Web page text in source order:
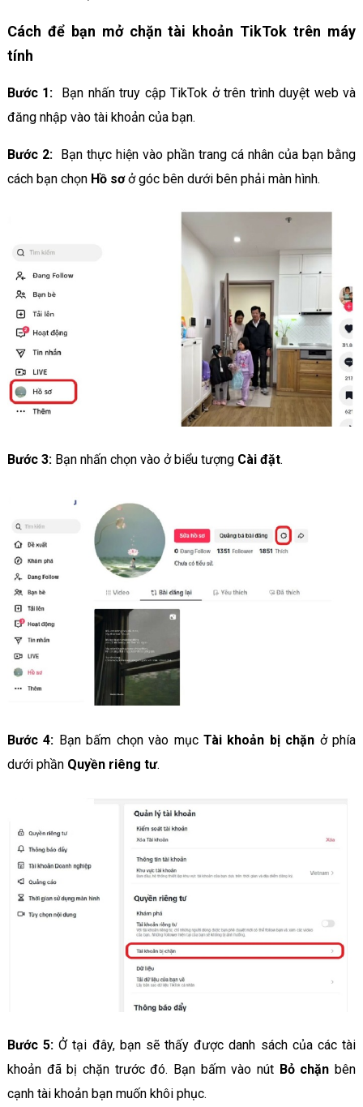
Cách để bạn mở chặn tài khoản TikTok trên máy
tính
Bước 1:
Bạn nhấn truy cập TikTok ở trên trình duyệt web và
đăng nhập vào tài khoản của bạn.
Bước 2:
Bạn thực hiện vào phần trang cá nhân của bạn bằng
cách bạn chọn Hồ sơở góc bên dưới bên phải màn hình.
Bước 3: Bạn nhấn chọn vào ở biểu tượng Cài đặt.
Bước 4: Bạn bấm chọn vào mục Tài khoản bị chặn ở phía
dưới phầnQuyền riêng tư.
Bước 5:Ở tại đây, bạn sẽ thấy được danh sách của các tài
khoản đã bị chặn trước đó. Bạn bấm vào nút Bỏ chặn bên
cạnh tài khoản bạn muốn khôi phục.